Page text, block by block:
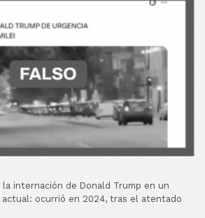
internación de Donald Trump en un
ocurrió en 2024, tras el atentado